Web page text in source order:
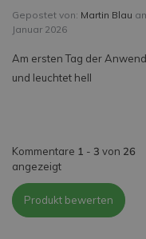
Gepostet von: Martin Blau
Januar 2026
Am ersten Tag der
und leuchtet hell
Kommentare 1 - 3 von 26
angezeigt
Produkt bewerten